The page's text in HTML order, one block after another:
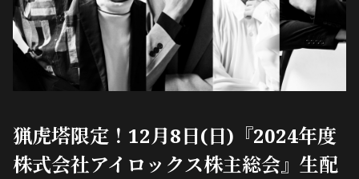
猟虎塔限定！12月8日(日)『2024年度
株式会社アイロックス株主総会』生配